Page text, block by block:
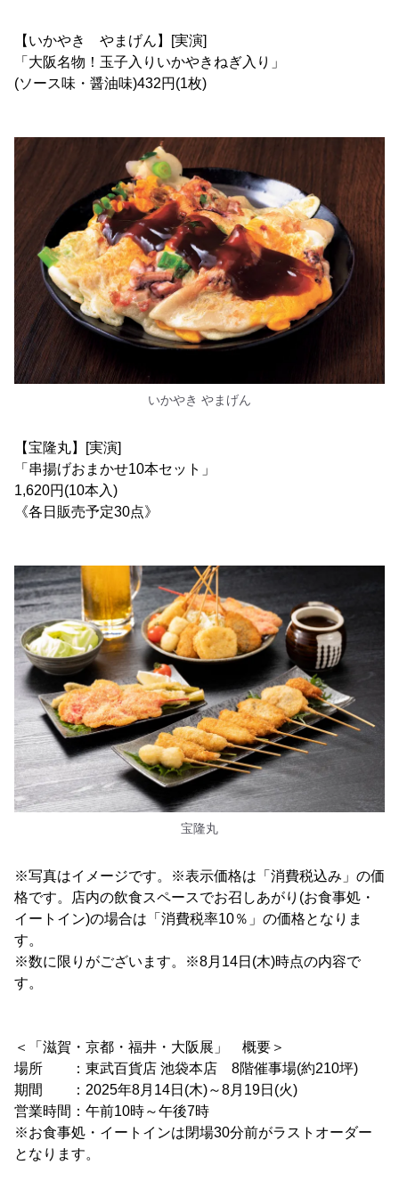
【いかやき やまげん】[実演]
「大阪名物！玉子入りいかやきねぎ入り」
(ソース味・醤油味)432円(1枚)
いかやき やまげん
【宝隆丸】[実演]
「串揚げおまかせ10本セット」
1,620円(10本入)
《各日販売予定30点》
宝隆丸
※写真はイメージです。※表示価格は「消費税込み」の価
格です。店内の飲食スペースでお召しあがり(お食事処・
イートイン)の場合は「消費税率10％」の価格となりま
す。
※数に限りがございます。※8月14日(木)時点の内容で
す。
＜「滋賀・京都・福井・大阪展」 概要＞
場所 ：東武百貨店 池袋本店 8階催事場(約210坪)
期間 ：2025年8月14日(木)～8月19日(火)
営業時間：午前10時～午後7時
※お食事処・イートインは閉場30分前がラストオーダー
となります。